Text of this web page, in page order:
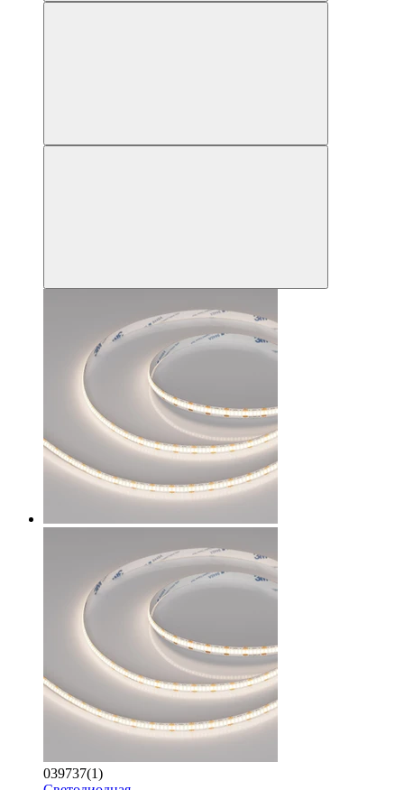
039737(1)